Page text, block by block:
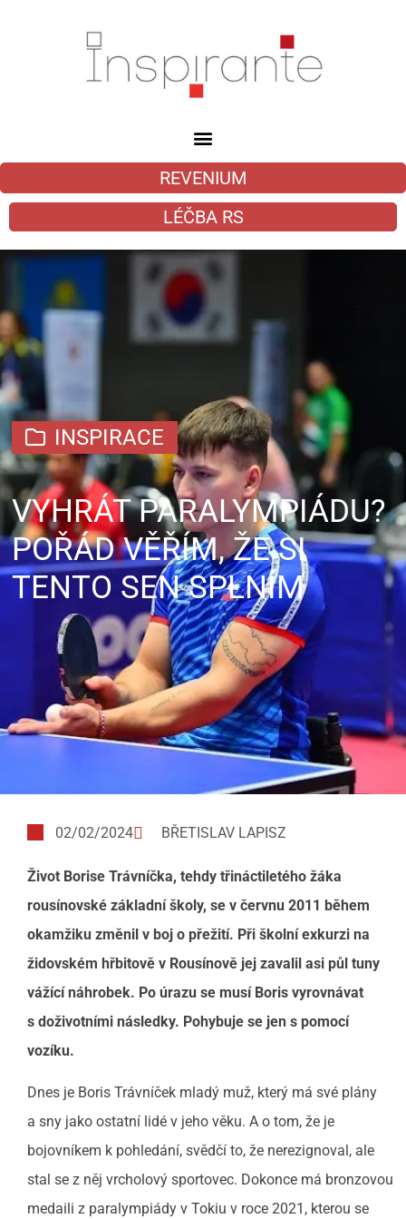
REVENIUM
LÉČBA RS
INSPIRACE
VYHRÁT PARALYMPIÁDU?
POŘÁD VĚŘÍM, ŽE SI
TENTO SEN SPLNÍM
02/02/2024 BŘETISLAV LAPISZ
Život Borise Trávníčka, tehdy třináctiletého žáka
rousínovské základní školy, se v červnu 2011 během
okamžiku změnil v boj o přežití. Při školní exkurzi na
židovském hřbitově v Rousínově jej zavalil asi půl tuny
vážící náhrobek. Po úrazu se musí Boris vyrovnávat
s doživotními následky. Pohybuje se jen s pomocí
vozíku.
Dnes je Boris Trávníček mladý muž, který má své plány
a sny jako ostatní lidé v jeho věku. A o tom, že je
bojovníkem k pohledání, svědčí to, že nerezignoval, ale
stal se z něj vrcholový sportovec. Dokonce má bronzovou
medaili z paralympiády v Tokiu v roce 2021, kterou se